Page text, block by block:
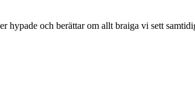
hypade och berättar om allt braiga vi sett